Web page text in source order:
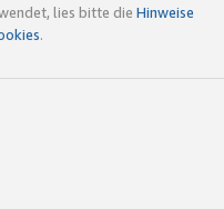
lies bitte die Hinweise
.